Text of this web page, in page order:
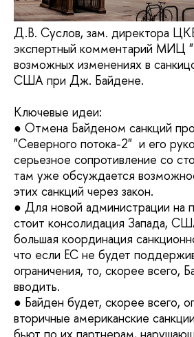
Д.В. Суслов, зам. директора
экспертный комментарий МИЦ
возможных изменениях в
США при Дж. Байдене.
Ключевые идеи:
● Отмена Байденом санкций
"Северного потока-2" и его
серьезное сопротивление со
там уже обсуждается
этих санкций через закон.
● Для новой администрации на
стоит консолидация Запада,
большая координация
что если ЕС не будет
ограничения, то, скорее всего,
вводить.
● Байден будет, скорее всего,
вторичные американские